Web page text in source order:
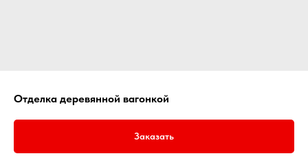
Отделка деревянной вагонкой
Заказать